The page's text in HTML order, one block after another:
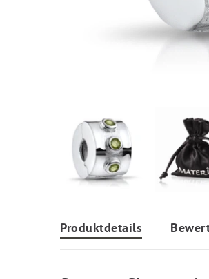
Produktdetails